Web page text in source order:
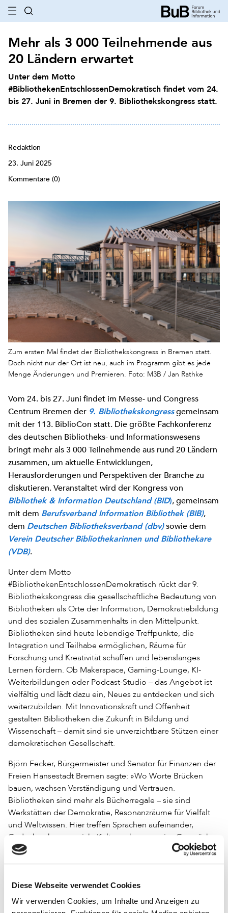
Diese Webseite verwendet Cookies
Wir verwenden Cookies, um Inhalte und Anzeigen zu
Mehr als 3 000 Teilnehmende aus
20 Ländern erwartet
Unter dem Motto
#BibliothekenEntschlossenDemokratisch findet vom 24.
bis 27. Juni in Bremen der 9. Bibliothekskongress statt.
Redaktion
23. Juni 2025
Kommentare (0)
Zum ersten Mal findet der Bibliothekskongress in Bremen statt.
Doch nicht nur der Ort ist neu, auch im Programm gibt es jede
Menge Änderungen und Premieren. Foto: M3B / Jan Rathke
Vom 24. bis 27. Juni findet im Messe- und Congress
Centrum Bremen der 9. Bibliothekskongressgemeinsam
mit der 113. BiblioCon statt. Die größte Fachkonferenz
des deutschen Bibliotheks- und Informationswesens
bringt mehr als 3 000 Teilnehmende aus rund 20 Ländern
zusammen, um aktuelle Entwicklungen,
Herausforderungen und Perspektiven der Branche zu
diskutieren. Veranstaltet wird der Kongress von
Bibliothek & Information Deutschland (BID), gemeinsam
mit dem Berufsverband Information Bibliothek (BIB),
dem Deutschen Bibliotheksverband (dbv)sowie dem
Verein Deutscher Bibliothekarinnen und Bibliothekare
(VDB).
Unter dem Motto
#BibliothekenEntschlossenDemokratisch rückt der 9.
Bibliothekskongress die gesellschaftliche Bedeutung von
Bibliotheken als Orte der Information, Demokratiebildung
und des sozialen Zusammenhalts in den Mittelpunkt.
Bibliotheken sind heute lebendige Treffpunkte, die
Integration und Teilhabe ermöglichen, Räume für
Forschung und Kreativität schaffen und lebenslanges
Lernen fördern. Ob Makerspace, Gaming-Lounge, KI-
Weiterbildungen oder Podcast-Studio – das Angebot ist
vielfältig und lädt dazu ein, Neues zu entdecken und sich
weiterzubilden. Mit Innovationskraft und Offenheit
gestalten Bibliotheken die Zukunft in Bildung und
Wissenschaft – damit sind sie unverzichtbare Stützen einer
demokratischen Gesellschaft.
Björn Fecker, Bürgermeister und Senator für Finanzen der
Freien Hansestadt Bremen sagte: »Wo Worte Brücken
bauen, wachsen Verständigung und Vertrauen.
Bibliotheken sind mehr als Bücherregale – sie sind
Werkstätten der Demokratie, Resonanzräume für Vielfalt
und Weltwissen. Hier treffen Sprachen aufeinander,
Gedanken kreuzen sich, Kulturen kommen ins Gespräch.
Dass Bremen Gastgeber für über 3 000 Menschen aus aller
Welt ist, zeigt: Bibliotheken sind nicht nur Hüterinnen des
demokratischen Zukunft.«
Zur Eröffnung wird am 24. Juni Björn Fecker ein Grußwort